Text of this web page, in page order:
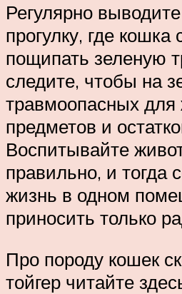
Регулярно
прогулку, где кошка
пощипать зеленую
следите, чтобы на
травмоопасных для
предметов и
Воспитывайте
правильно, и тогда
жизнь в одном
приносить только
Про породу кошек
тойгер читайте